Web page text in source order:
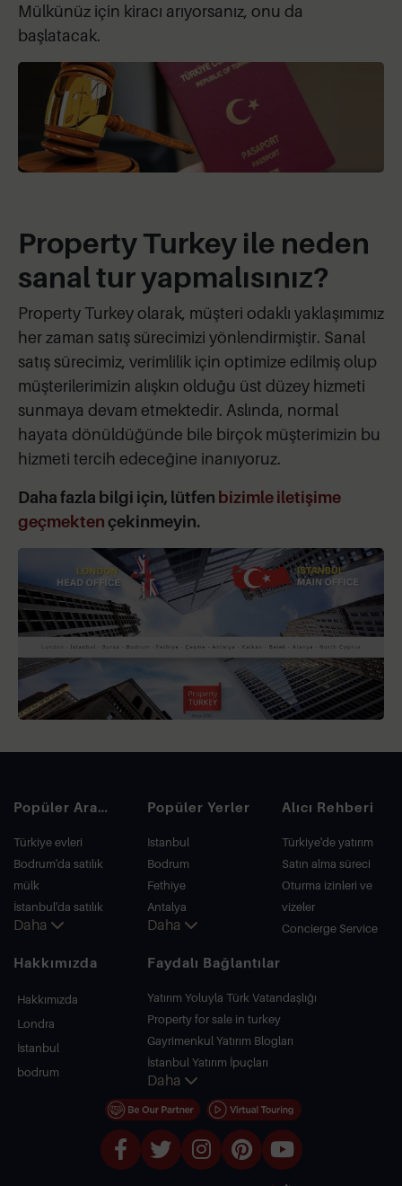
Mülkünüz için kiracı arıyorsanız, onu da
başlatacak.
Property Turkey ile neden
sanal tur yapmalısınız?
Property Turkey olarak, müşteri odaklı yaklaşımımız
her zaman satış sürecimizi yönlendirmiştir. Sanal
satış sürecimiz, verimlilik için optimize edilmiş olup
müşterilerimizin alışkın olduğu üst düzey hizmeti
sunmaya devam etmektedir. Aslında, normal
hayata dönüldüğünde bile birçok müşterimizin bu
hizmeti tercih edeceğine inanıyoruz.
Daha fazla bilgi için, lütfen bizimle iletişime
geçmektençekinmeyin.
Popüler Aramalar
Türkiye evleri
Bodrum'da satılık
mülk
İstanbul'da satılık
daire
Bodrum Villası
Antalya'da satılık
Daha
Popüler Yerler
Istanbul
Bodrum
Fethiye
Antalya
Kalkan
Kas
Bursa
Gocek
Side
Kemer
Dalyan
Izmir
Belek
Daha
Alıcı Rehberi
Türkiye'de yatırım
Satın alma süreci
Oturma izinleri ve
vizeler
Concierge Service
Hakkımızda
Hakkımızda
Londra
İstanbul
bodrum
Faydalı Bağlantılar
Yatırım Yoluyla Türk Vatandaşlığı
Property for sale in turkey
Gayrimenkul Yatırım Blogları
İstanbul Yatırım İpuçları
PropertyTurkey TV
İstanbul Yatırım Gayrimenkulleri
Mülkünüzü Satmak
Uygun Fiyatlı Emlaklar
Denize Sıfır Tesisler
Daha